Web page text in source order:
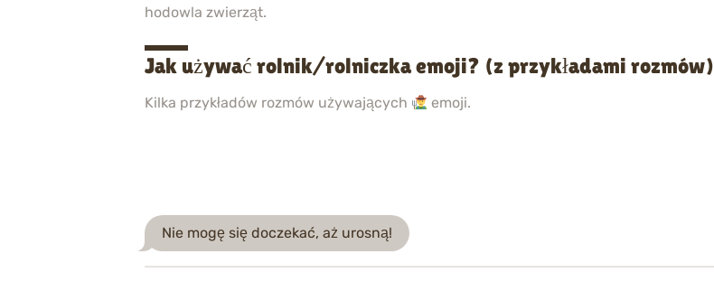
hodowla zwierząt.
Jak używać rolnik/rolniczka emoji? (z przykładami rozmów)
Kilka przykładów rozmów używających emoji.
Nie mogę się doczekać, aż urosną!